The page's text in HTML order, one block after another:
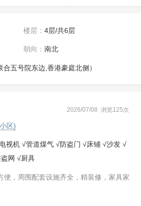
楼层： 4层/共6层
朝向： 南北
五号院东边,香港豪庭北侧）
2026/07/08 浏览125次
区)
视机 √管道煤气 √防盗门 √床铺 √沙发 √
网 √厨具
便，周围配套设施齐全，精装修，家具家